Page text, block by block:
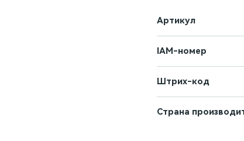
Артикул
IAM-номер
Штрих-код
Страна